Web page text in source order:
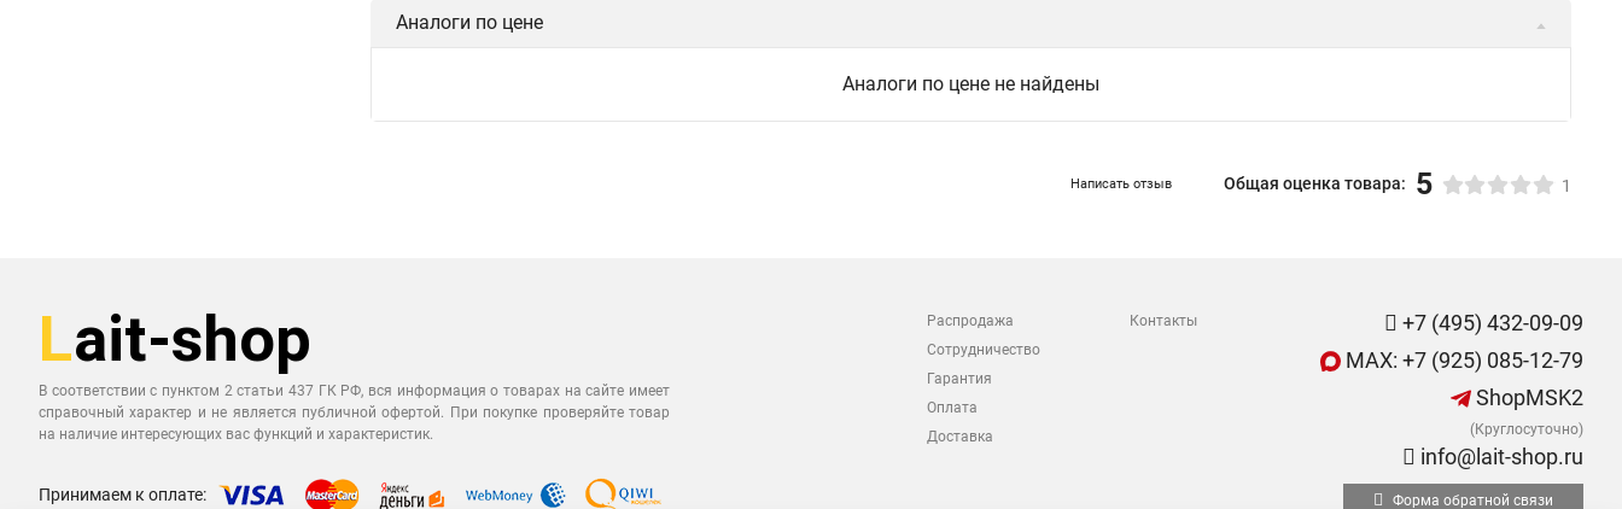
Аналоги по цене
Аналоги по цене не найдены
Написать отзыв Общая оценка товара: 5 1
В соответствии с пунктом 2 статьи 437 ГК РФ, вся информация о товарах на сайте имеет
справочный характер и не является публичной офертой. При покупке проверяйте товар
на наличие интересующих вас функций и характеристик.
Распродажа
Сотрудничество
Гарантия
Оплата
Доставка
Контакты
+7 (495) 432-09-09
MAX: +7 (925) 085-12-79
ShopMSK2
(Круглосуточно)
info@lait-shop.ru
Принимаем к оплате: Форма обратной связи